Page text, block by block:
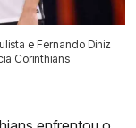
e Fernando Diniz
Corinthians